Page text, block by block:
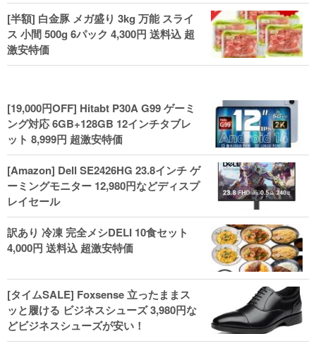
[半額] 白金豚 メガ盛り 3kg 万能 スライ
ス 小間 500g 6パック 4,300円 送料込 超
激安特価
[19,000円OFF] Hitabt P30A G99 ゲーミ
ング対応 6GB+128GB 12インチタブレ
ット 8,999円 超激安特価
[Amazon] Dell SE2426HG 23.8インチ ゲ
ーミングモニター 12,980円などディスプ
レイセール
訳あり 冷凍 完全メシDELI 10食セット
4,000円 送料込 超激安特価
[タイムSALE] Foxsense 立ったままス
ッと履ける ビジネスシューズ 3,980円な
どビジネスシューズが安い！